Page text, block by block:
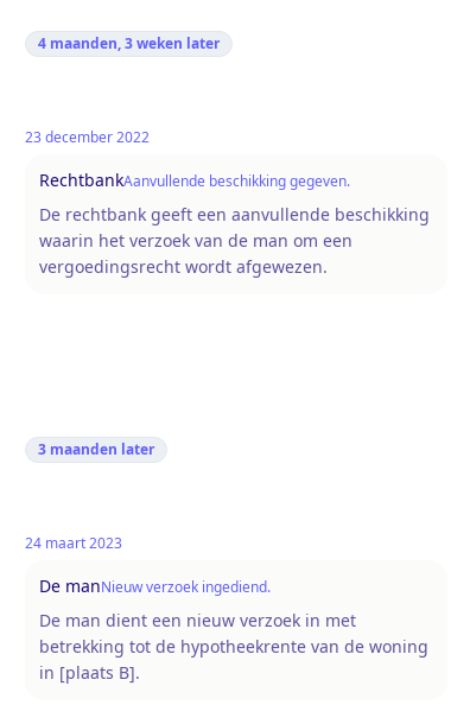
4 maanden, 3 weken later
23 december 2022
RechtbankAanvullende beschikking gegeven.
De rechtbank geeft een aanvullende beschikking
waarin het verzoek van de man om een
vergoedingsrecht wordt afgewezen.
3 maanden later
24 maart 2023
De manNieuw verzoek ingediend.
De man dient een nieuw verzoek in met
betrekking tot de hypotheekrente van de woning
in [plaats B].